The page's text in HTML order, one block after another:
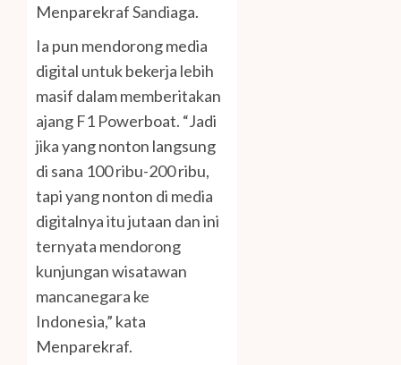
Menparekraf Sandiaga.
Ia pun mendorong media
digital untuk bekerja lebih
masif dalam memberitakan
ajang F1 Powerboat. “Jadi
jika yang nonton langsung
di sana 100 ribu-200 ribu,
tapi yang nonton di media
digitalnya itu jutaan dan ini
ternyata mendorong
kunjungan wisatawan
mancanegara ke
Indonesia,” kata
Menparekraf.